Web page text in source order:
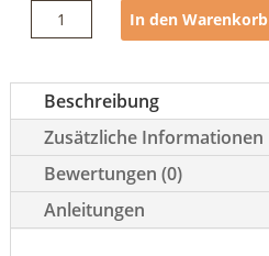
Whistleblower
Menge
In den Warenkorb
Beschreibung
Zusätzliche Informationen
Bewertungen (0)
Anleitungen